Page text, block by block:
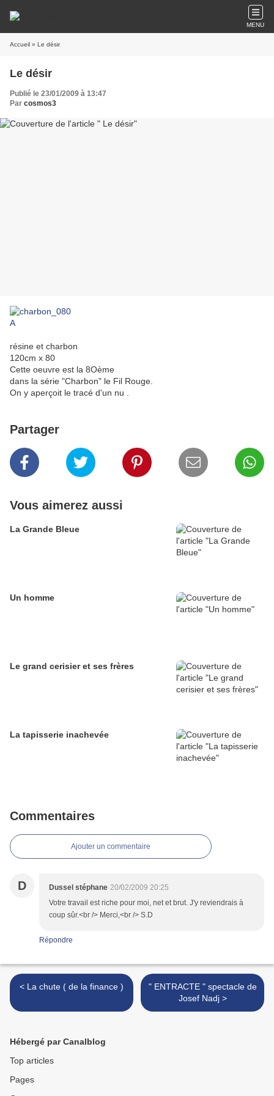
MENU
Accueil » Le désir
Le désir
Publié le 23/01/2009 à 13:47
Par cosmos3
résine et charbon
120cm x 80
Cette oeuvre est la 8Oème
dans la série "Charbon" le Fil Rouge.
On y aperçoit le tracé d'un nu .
Partager
Vous aimerez aussi
La Grande Bleue
Un homme
Le grand cerisier et ses frères
La tapisserie inachevée
Commentaires
Ajouter un commentaire
D Dussel stéphane 20/02/2009 20:25
Votre travail est riche pour moi, net et brut. J'y reviendrais à
coup sûr.<br /> Merci,<br /> S.D
Répondre
< La chute ( de la finance )
" ENTRACTE " spectacle de
Josef Nadj >
Hébergé par Canalblog
Top articles
Pages